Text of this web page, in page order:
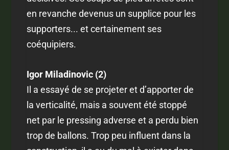
en revanche devenus un supplice pour les
supporters... et certainement ses
coéquipiers.
Igor Miladinovic (2)
Il a essayé de se projeter et d’apporter de
la verticalité, mais a souvent été stoppé
net par le pressing adverse et a perdu bien
trop de ballons. Trop peu influent dans la